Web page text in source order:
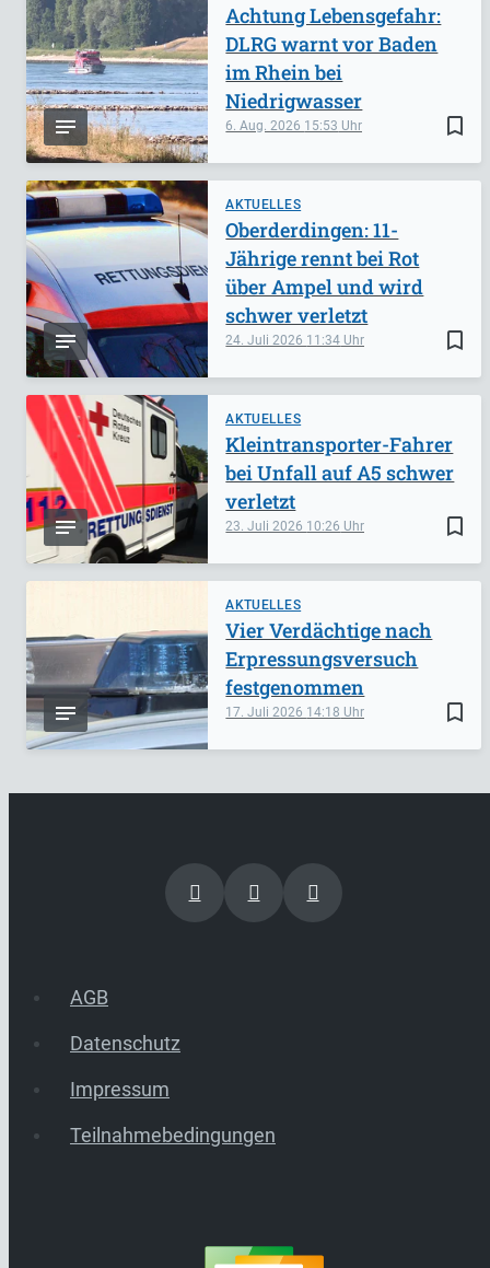
bookmark_border
6. Aug. 2026 15:53
Achtung Lebensgefahr:
DLRG warnt vor Baden
im Rhein bei
Niedrigwasser
AKTUELLES
bookmark_border
24. Juli 2026 11:34
Oberderdingen: 11-
Jährige rennt bei Rot
über Ampel und wird
schwer verletzt
AKTUELLES
bookmark_border
23. Juli 2026 10:26
Kleintransporter-Fahrer
bei Unfall auf A5 schwer
verletzt
AKTUELLES
bookmark_border
17. Juli 2026 14:18
Vier Verdächtige nach
Erpressungsversuch
festgenommen
AGB
Datenschutz
Impressum
Teilnahmebedingungen